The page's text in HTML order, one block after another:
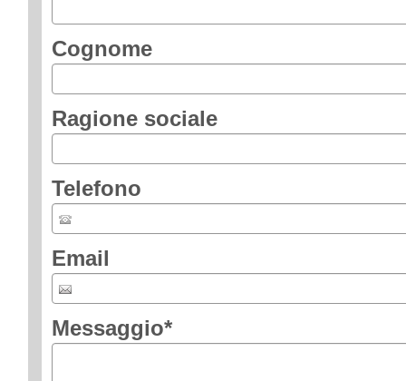
Cognome
Ragione sociale
Telefono
Email
Messaggio*